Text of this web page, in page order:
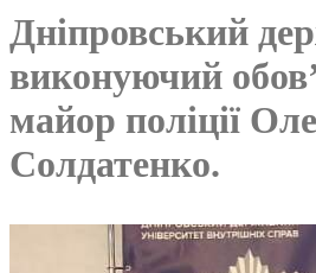
Дніпровський
виконуючий
майор поліції
Солдатенко.